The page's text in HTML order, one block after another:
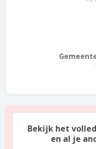
Bekijk het
en al je